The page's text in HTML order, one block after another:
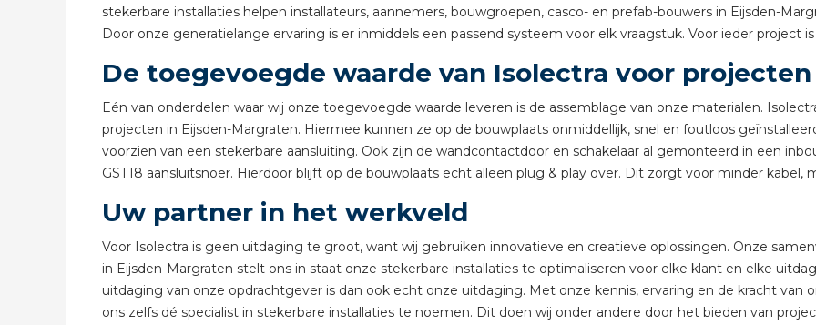
stekerbare installaties helpen installateurs, aannemers, bouwgroepen, casco- en prefab-bouwers in Eijsden-
Door onze generatielange ervaring is er inmiddels een passend systeem voor elk vraagstuk. Voor ieder project
De toegevoegde waarde van Isolectra voor
Eén van onderdelen waar wij onze toegevoegde waarde leveren is de assemblage van onze materialen.
projecten in Eijsden-Margraten. Hiermee kunnen ze op de bouwplaats onmiddellijk, snel en foutloos
voorzien van een stekerbare aansluiting. Ook zijn de wandcontactdoor en schakelaar al gemonteerd in een
GST18 aansluitsnoer. Hierdoor blijft op de bouwplaats echt alleen plug & play over. Dit zorgt voor minder
Uw partner in het werkveld
Voor Isolectra is geen uitdaging te groot, want wij gebruiken innovatieve en creatieve oplossingen. Onze
in Eijsden-Margraten stelt ons in staat onze stekerbare installaties te optimaliseren voor elke klant en elke
uitdaging van onze opdrachtgever is dan ook echt onze uitdaging. Met onze kennis, ervaring en de kracht van
ons zelfs dé specialist in stekerbare installaties te noemen. Dit doen wij onder andere door het bieden van
Stekerbaar installeren in
Stekerbaar installeren in
tuinbouw
Wieland stekerbare
Wieland
Wieland RST®